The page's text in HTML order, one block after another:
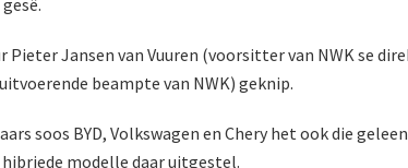
Pieter Jansen van Vuuren (voorsitter van NWK se
beampte van NWK) geknip.
soos BYD, Volkswagen en Chery het ook die
modelle daar uitgestel.